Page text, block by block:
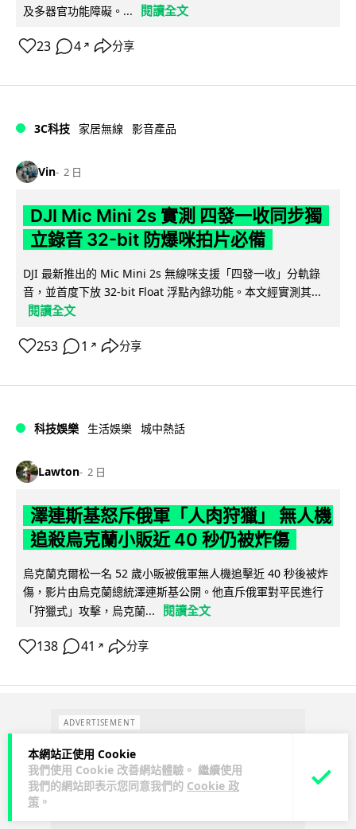
本網站正使用 Cookie
我們使用 Cookie 改善網站體驗。 繼續使用
我們的網站即表示您同意我們的 Cookie 政
策 。
及多器官功能障礙。...
閱讀全文
23 4 ↗ 分享
3C科技 家居無線 影音產品
Vin 2 日
DJI Mic Mini 2s 實測 四發一收同步獨
立錄音 32-bit 防爆咪拍片必備
DJI 最新推出的 Mic Mini 2s 無線咪支援「四發一收」分軌錄
音，並首度下放 32-bit Float 浮點內錄功能。本文經實測其...
閱讀全文
253 1 ↗ 分享
科技娛樂 生活娛樂 城中熱話
Lawton 2 日
澤連斯基怒斥俄軍「人肉狩獵」 無人機
追殺烏克蘭小販近 40 秒仍被炸傷
烏克蘭克爾松一名 52 歲小販被俄軍無人機追擊近 40 秒後被炸
傷，影片由烏克蘭總統澤連斯基公開。他直斥俄軍對平民進行
「狩獵式」攻擊，烏克蘭...
閱讀全文
138 41 ↗ 分享
ADVERTISEMENT